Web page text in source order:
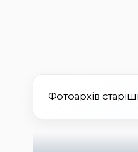
Фотоархів